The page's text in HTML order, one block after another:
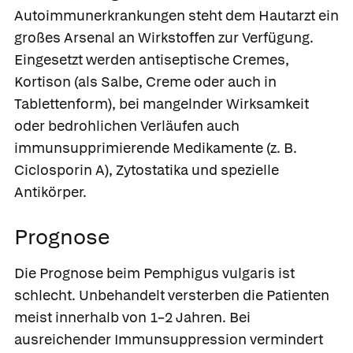
Autoimmunerkrankungen steht dem Hautarzt ein
großes Arsenal an Wirkstoffen zur Verfügung.
Eingesetzt werden antiseptische Cremes,
Kortison (als Salbe, Creme oder auch in
Tablettenform), bei mangelnder Wirksamkeit
oder bedrohlichen Verläufen auch
immunsupprimierende Medikamente (z. B.
Ciclosporin A), Zytostatika und spezielle
Antikörper.
Prognose
Die Prognose beim Pemphigus vulgaris ist
schlecht. Unbehandelt versterben die Patienten
meist innerhalb von 1–2 Jahren. Bei
ausreichender Immunsuppression vermindert